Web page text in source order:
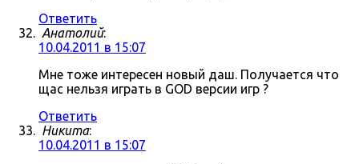
Ответить
Анатолий:
10.04.2011 в 15:07
Мне тоже интересен новый даш. Получается что
щас нельзя играть в GOD версии игр ?
Ответить
Никита:
10.04.2011 в 15:07